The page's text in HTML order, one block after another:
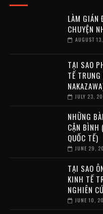
LÀM GIÁN
CHUYỆN
AUGUST
TẠI SAO
TẾ
JULY 23,
NHỮNG
CẬN BÌNH
QUỐC TẾ)
JUNE 29,
TẠI SAO
KINH TẾ
NGHIÊN
JUNE 10,